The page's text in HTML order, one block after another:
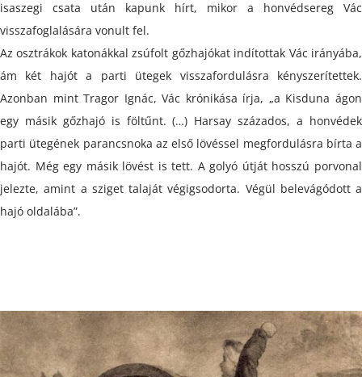
isaszegi csata után kapunk hírt, mikor a honvédsereg Vác
visszafoglalására vonult fel.
Az osztrákok katonákkal zsúfolt gőzhajókat indítottak Vác irányába,
ám két hajót a parti ütegek visszafordulásra kényszerítettek.
Azonban mint Tragor Ignác, Vác krónikása írja, „a Kisduna ágon
egy másik gőzhajó is föltűnt. (…) Harsay százados, a honvédek
parti ütegének parancsnoka az első lövéssel megfordulásra bírta a
hajót. Még egy másik lövést is tett. A golyó útját hosszú porvonal
jelezte, amint a sziget talaját végigsodorta. Végül belevágódott a
hajó oldalába”.